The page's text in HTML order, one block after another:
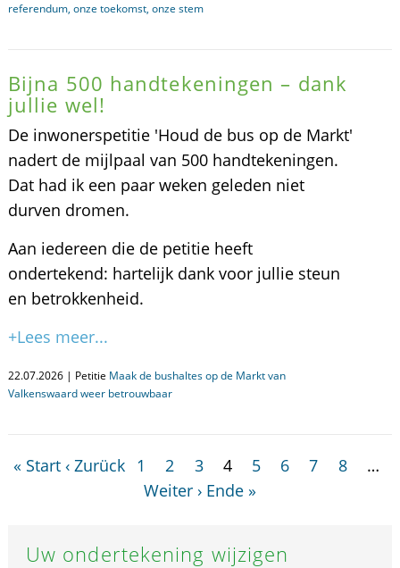
referendum, onze toekomst, onze stem
Bijna 500 handtekeningen – dank
jullie wel!
De inwonerspetitie 'Houd de bus op de Markt'
nadert de mijlpaal van 500 handtekeningen.
Dat had ik een paar weken geleden niet
durven dromen.
Aan iedereen die de petitie heeft
ondertekend: hartelijk dank voor jullie steun
en betrokkenheid.
+Lees meer...
22.07.2026 | Petitie Maak de bushaltes op de Markt van
Valkenswaard weer betrouwbaar
« Start ‹ Zurück 1 2 3 4 5 6 7 8
…
Weiter › Ende »
Uw ondertekening wijzigen